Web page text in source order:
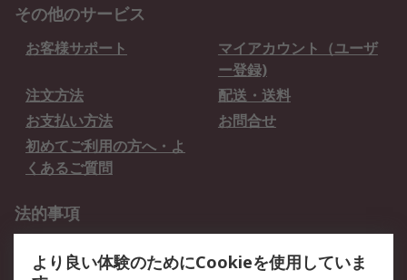
その他のサービス
お客様サポート
マイアカウント（ユーザ
ー登録)
注文方法
配送・送料
お支払い方法
お問合せ
初めてご利用の方へ・よ
くあるご質問
法的事項
クッキーポリシー
より良い体験のためにCookieを使用していま